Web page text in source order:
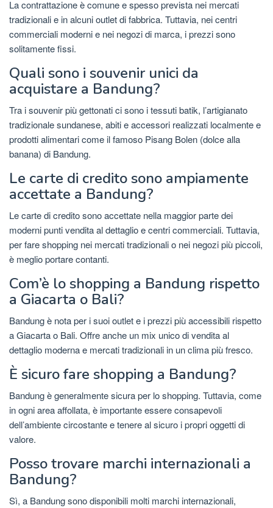
La contrattazione è comune e spesso prevista nei mercati
tradizionali e in alcuni outlet di fabbrica. Tuttavia, nei centri
commerciali moderni e nei negozi di marca, i prezzi sono
solitamente fissi.
Quali sono i souvenir unici da
acquistare a Bandung?
Tra i souvenir più gettonati ci sono i tessuti batik, l’artigianato
tradizionale sundanese, abiti e accessori realizzati localmente e
prodotti alimentari come il famoso Pisang Bolen (dolce alla
banana) di Bandung.
Le carte di credito sono ampiamente
accettate a Bandung?
Le carte di credito sono accettate nella maggior parte dei
moderni punti vendita al dettaglio e centri commerciali. Tuttavia,
per fare shopping nei mercati tradizionali o nei negozi più piccoli,
è meglio portare contanti.
Com’è lo shopping a Bandung rispetto
a Giacarta o Bali?
Bandung è nota per i suoi outlet e i prezzi più accessibili rispetto
a Giacarta o Bali. Offre anche un mix unico di vendita al
dettaglio moderna e mercati tradizionali in un clima più fresco.
È sicuro fare shopping a Bandung?
Bandung è generalmente sicura per lo shopping. Tuttavia, come
in ogni area affollata, è importante essere consapevoli
dell’ambiente circostante e tenere al sicuro i propri oggetti di
valore.
Posso trovare marchi internazionali a
Bandung?
Sì, a Bandung sono disponibili molti marchi internazionali,